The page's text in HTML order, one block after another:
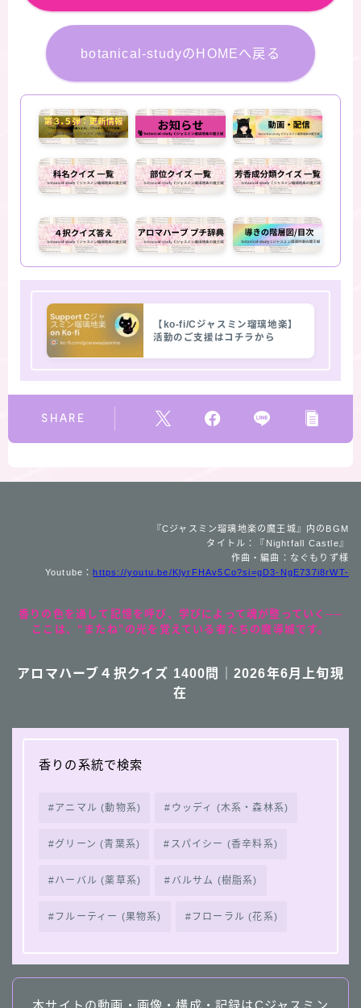
botanical-studyのHOMEへ戻る
【ko-fi/Cジャスミン瑠璃地楽】
活動のご支援はコチラから
SHARE
『Cジャスミン瑠璃地楽の魔王城』内のBGM
タイトル：『Nightfall Castle』
作曲・編曲：なぐもりず様
Youtube：https://youtu.be/KlyrFHAv5Co?si=gD3-NgE737i8rWT-
香りの色を通して記憶を呼び、学びによって魂が整っていく──
ここは、“またね”の光を覚えている者たちの魔導城です。
アロマハーブ４択クイズ 1400問｜2026年6月上旬現
在
香りの系統で検索
アニマル (動物系) ウッディ (木系・森林系)
グリーン (青葉系) スパイシー (香辛料系)
ハーバル (薬草系) バルサム (樹脂系)
フルーティー (果物系) フローラル (花系)